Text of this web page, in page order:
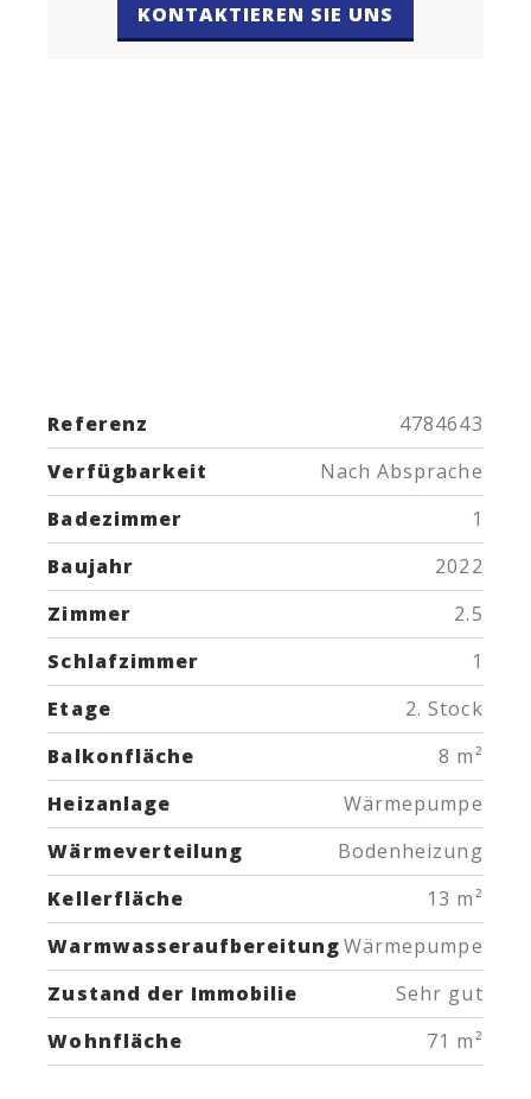
KONTAKTIEREN SIE UNS
Referenz
4784643
Verfügbarkeit
Nach Absprache
Badezimmer
1
Baujahr
2022
Zimmer
2.5
Schlafzimmer
1
Etage
2. Stock
Balkonfläche
8 m²
Heizanlage
Wärmepumpe
Wärmeverteilung
Bodenheizung
Kellerfläche
13 m²
WarmwasseraufbereitungWärmepumpe
Zustand der Immobilie
Sehr gut
Wohnfläche
71 m²